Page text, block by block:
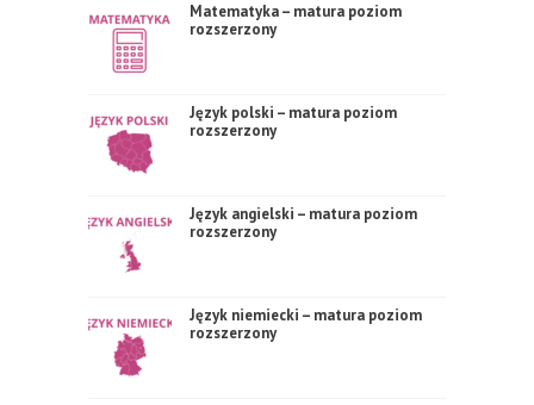
Matematyka – matura poziom
rozszerzony
Język polski – matura poziom
rozszerzony
Język angielski – matura poziom
rozszerzony
Język niemiecki – matura poziom
rozszerzony